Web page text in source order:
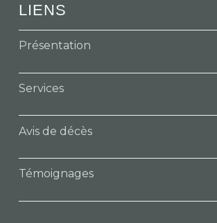
LIENS
Présentation
Services
Avis de décès
Témoignages